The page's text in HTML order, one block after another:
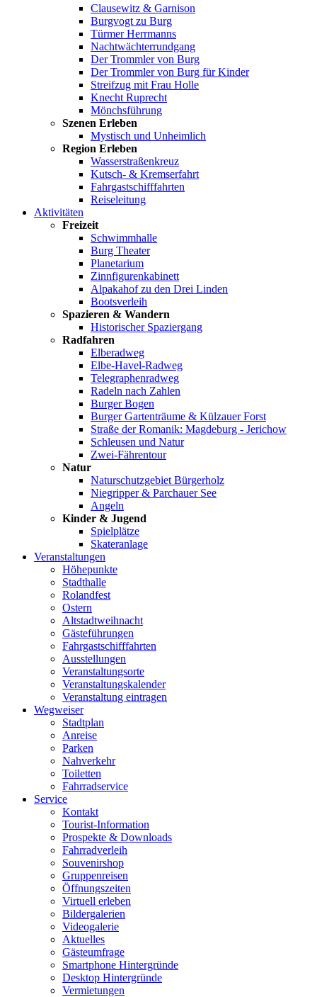
Clausewitz & Garnison
Burgvogt zu Burg
Türmer Herrmanns
Nachtwächterrundgang
Der Trommler von Burg
Der Trommler von Burg für Kinder
Streifzug mit Frau Holle
Knecht Ruprecht
Mönchsführung
Szenen Erleben
Mystisch und Unheimlich
Region Erleben
Wasserstraßenkreuz
Kutsch- & Kremserfahrt
Fahrgastschifffahrten
Reiseleitung
Aktivitäten
Freizeit
Schwimmhalle
Burg Theater
Planetarium
Zinnfigurenkabinett
Alpakahof zu den Drei Linden
Bootsverleih
Spazieren & Wandern
Historischer Spaziergang
Radfahren
Elberadweg
Elbe-Havel-Radweg
Telegraphenradweg
Radeln nach Zahlen
Burger Bogen
Burger Gartenträume & Külzauer Forst
Straße der Romanik: Magdeburg - Jerichow
Schleusen und Natur
Zwei-Fährentour
Natur
Naturschutzgebiet Bürgerholz
Niegripper & Parchauer See
Angeln
Kinder & Jugend
Spielplätze
Skateranlage
Veranstaltungen
Höhepunkte
Stadthalle
Rolandfest
Ostern
Altstadtweihnacht
Gästeführungen
Fahrgastschifffahrten
Ausstellungen
Veranstaltungsorte
Veranstaltungskalender
Veranstaltung eintragen
Wegweiser
Stadtplan
Anreise
Parken
Nahverkehr
Toiletten
Fahrradservice
Service
Kontakt
Tourist-Information
Prospekte & Downloads
Fahrradverleih
Souvenirshop
Gruppenreisen
Öffnungszeiten
Virtuell erleben
Bildergalerien
Videogalerie
Aktuelles
Gästeumfrage
Smartphone Hintergründe
Desktop Hintergründe
Vermietungen